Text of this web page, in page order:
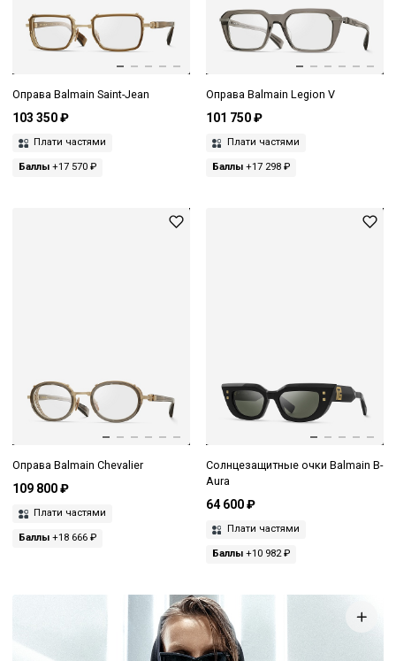
Оправа Balmain Saint-Jean
103 350 ₽
Плати частями
Баллы +17 570 ₽
Оправа Balmain Legion V
101 750 ₽
Плати частями
Баллы+17 298 ₽
Оправа Balmain Chevalier
109 800 ₽
Плати частями
Баллы +18 666 ₽
Солнцезащитные очки Balmain B-
Aura
64 600 ₽
Плати частями
Баллы+10 982 ₽